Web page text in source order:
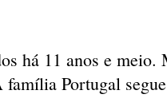
há 11 anos e
família Portugal